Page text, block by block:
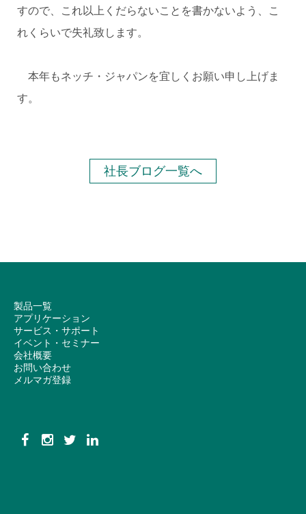
すので、これ以上くだらないことを書かないよう、こ
れくらいで失礼致します。
本年もネッチ・ジャパンを宜しくお願い申し上げま
す。
社長ブログ一覧へ
製品一覧
アプリケーション
サービス・サポート
イベント・セミナー
会社概要
お問い合わせ
メルマガ登録